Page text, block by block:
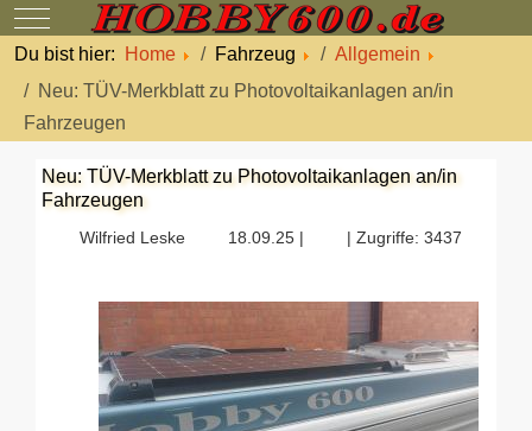
Mobile Menu Toggle
Du bist hier:
Home Fahrzeug
Allgemein
Neu: TÜV-Merkblatt zu Photovoltaikanlagen an/in
Fahrzeugen
Neu: TÜV-Merkblatt zu Photovoltaikanlagen an/in
Fahrzeugen
Wilfried Leske 18.09.25 | | Zugriffe: 3437